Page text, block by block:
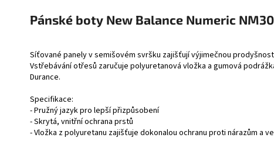
Pánské boty New Balance Numeric
Síťované panely v semišovém svršku zajišťují výjimečnou
Vstřebávání otřesů zaručuje polyuretanová vložka a gumová
Durance.
Specifikace:
- Pružný jazyk pro lepší přizpůsobení
- Skrytá, vnitřní ochrana prstů
- Vložka z polyuretanu zajišťuje dokonalou ochranu proti nárazům a